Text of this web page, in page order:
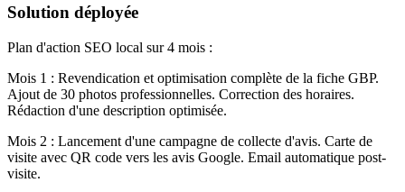
Solution déployée
Plan d'action SEO local sur 4 mois :
Mois 1 : Revendication et optimisation complète de la fiche GBP.
Ajout de 30 photos professionnelles. Correction des horaires.
Rédaction d'une description optimisée.
Mois 2 : Lancement d'une campagne de collecte d'avis. Carte de
visite avec QR code vers les avis Google. Email automatique post-
visite.